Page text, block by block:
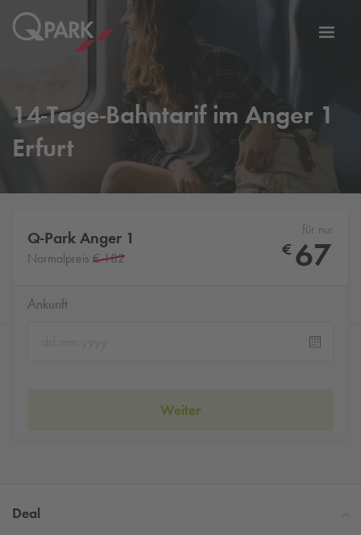
Zur
14-Tage-Bahntarif im Anger 1
Erfurt
Q-Park Anger 1
Normalpreis € 182
für nur
€ 67
Ankunft
Weiter
Deal